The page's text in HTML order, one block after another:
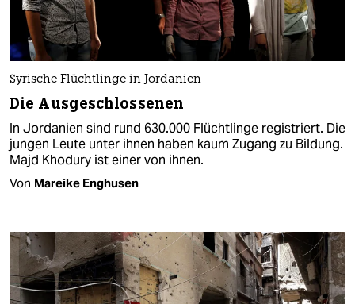
Syrische Flüchtlinge in Jordanien
Die Ausgeschlossenen
In Jordanien sind rund 630.000 Flüchtlinge registriert. Die
jungen Leute unter ihnen haben kaum Zugang zu Bildung.
Majd Khodury ist einer von ihnen.
Von Mareike Enghusen